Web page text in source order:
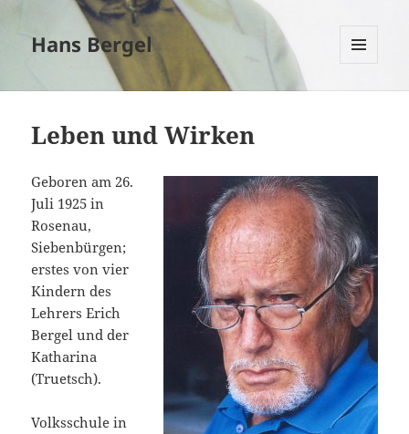
Hans Bergel
Leben und Wirken
Geboren am 26.
Juli 1925 in
Rosenau,
Siebenbürgen;
erstes von vier
Kindern des
Lehrers Erich
Bergel und der
Katharina
(Truetsch).
Volksschule in